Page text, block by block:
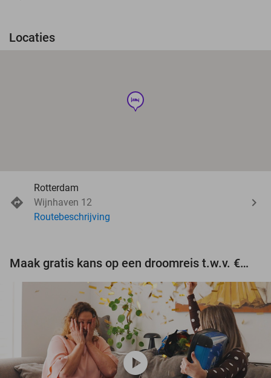
Locaties
hotel
Rotterdam
Wijnhaven 12
Routebeschrijving
Maak gratis kans op een droomreis t.w.v. €3.000!
play_circle